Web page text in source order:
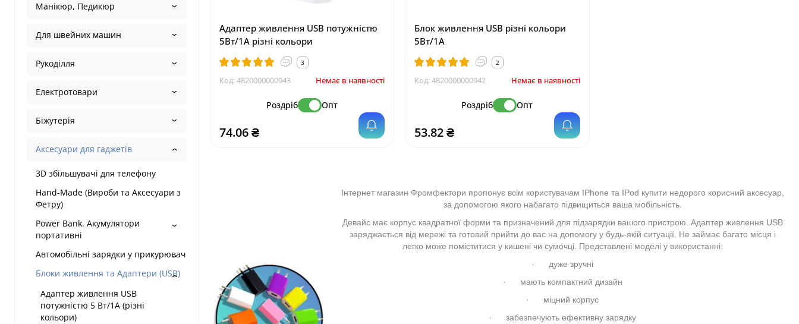
Манікюр, Педикюр
Для швейних машин
Рукоділля
Електротовари
Біжутерія
Аксесуари для гаджетів
3D збільшувачі для телефону
Hand-Made (Вироби та Аксесуари з
Фетру)
Power Bank. Акумулятори
портативні
Автомобільні зарядки у прикурювач
Блоки живлення та Адаптери (USB)
Адаптер живлення USB
потужністю 5 Вт/1А (різні
кольори)
Адаптер живлення USB потужністю
5Вт/1А різні кольори
3
Код:4820000000943 Немає в наявності
Роздріб Опт
74.06 ₴
Блок живлення USB різні кольори
5Вт/1А
2
Код:4820000000942 Немає в наявності
Роздріб Опт
53.82 ₴
Інтернет магазин Фромфектори пропонує всім користувачам IPhone та IPod купити недорого корисний аксесуар,
за допомогою якого набагато підвищиться ваша мобільність.
Девайс має корпус квадратної форми та призначений для підзарядки вашого пристрою. Адаптер живлення USB
заряджається від мережі та готовий прийти до вас на допомогу у будь-якій ситуації. Не займає багато місця і
легко може поміститися у кишені чи сумочці. Представлені моделі у використанні:
· дуже зручні
· мають компактний дизайн
· міцний корпус
· забезпечують ефективну зарядку